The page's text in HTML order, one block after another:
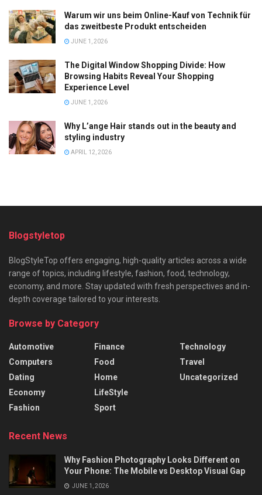
Warum wir uns beim Online-Kauf von Technik für
das zweitbeste Produkt entscheiden
JUNE 1, 2026
The Digital Window Shopping Divide: How
Browsing Habits Reveal Your Shopping
Experience Level
JUNE 1, 2026
Why L’ange Hair stands out in the beauty and
styling industry
APRIL 12, 2026
Blogstyletop
BlogStyleTop offers engaging, high-quality articles across a wide
range of topics, including lifestyle, fashion, food, technology,
economy, and more. Stay updated with fresh perspectives and in-
depth coverage tailored to your interests.
Browse by Category
Automotive
Computers
Dating
Economy
Fashion
Finance
Food
Home
LifeStyle
Sport
Technology
Travel
Uncategorized
Recent News
Why Fashion Photography Looks Different on
Your Phone: The Mobile vs Desktop Visual Gap
JUNE 1, 2026